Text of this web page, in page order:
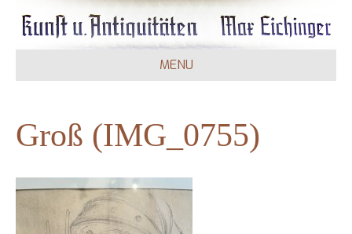
MENU
Groß (IMG_0755)